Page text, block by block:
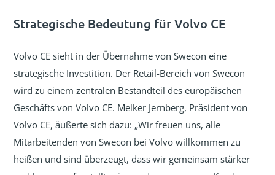
Strategische Bedeutung für Volvo CE
Volvo CE sieht in der Übernahme von Swecon eine
strategische Investition. Der Retail-Bereich von Swecon
wird zu einem zentralen Bestandteil des europäischen
Geschäfts von Volvo CE. Melker Jernberg, Präsident von
Volvo CE, äußerte sich dazu: „Wir freuen uns, alle
Mitarbeitenden von Swecon bei Volvo willkommen zu
heißen und sind überzeugt, dass wir gemeinsam stärker